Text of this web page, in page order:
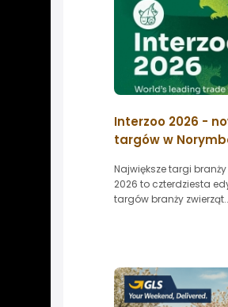
Interzoo 2026 -
targów w
Największe targi
2026 to czterdziesta
targów branży